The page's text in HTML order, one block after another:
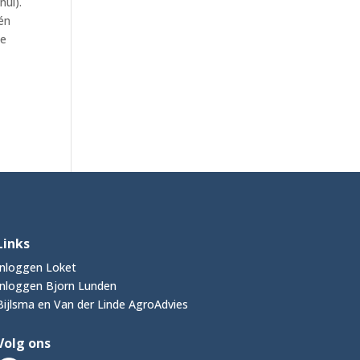
Loket
Bjorn Lunden
en Van der Linde AgroAdvies
ons